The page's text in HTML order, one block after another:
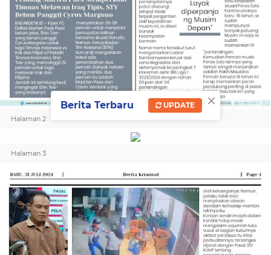
Halaman 2
Halaman 3
×
Berita Terbaru UPDATE